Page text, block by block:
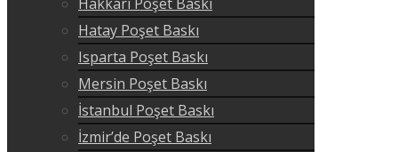
Hatay Poşet Baskı
Isparta Poşet Baskı
Mersin Poşet Baskı
İstanbul Poşet Baskı
İzmir’de Poşet Baskı